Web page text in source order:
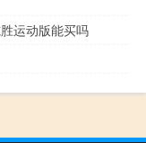
运动版能买吗